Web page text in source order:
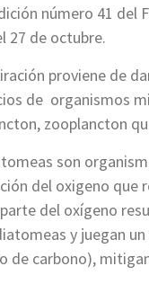
número 41 del
27 de octubre.
proviene de
de organismos
zooplancton
son
del oxigeno que
del oxígeno
y juegan
de carbono),